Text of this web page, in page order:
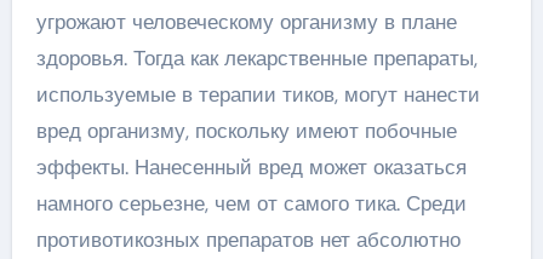
угрожают человеческому организму в плане
здоровья. Тогда как лекарственные препараты,
используемые в терапии тиков, могут нанести
вред организму, поскольку имеют побочные
эффекты. Нанесенный вред может оказаться
намного серьезне, чем от самого тика. Среди
противотикозных препаратов нет абсолютно